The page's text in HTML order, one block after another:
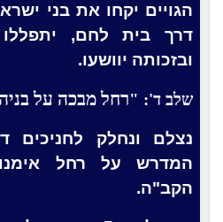
הגויים יקחו את בני
דרך בית לחם,
ובזכותה יוושעו.
שלב ד': "רחל מבכה על
נצלם ונחלק לחניכים
המדרש על רחל
הקב"ה.